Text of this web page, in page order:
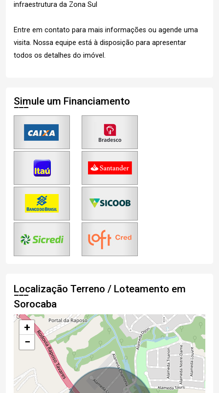
infraestrutura da Zona Sul
Entre em contato para mais informações ou agende uma
visita. Nossa equipe está à disposição para apresentar
todos os detalhes do imóvel.
Simule um Financiamento
Localização Terreno / Loteamento em
Sorocaba
+
−